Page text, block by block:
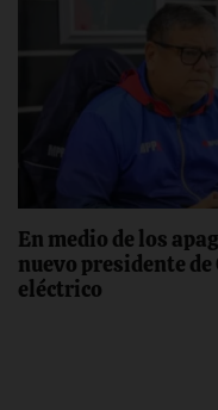
En medio de los
nuevo presidente
eléctrico